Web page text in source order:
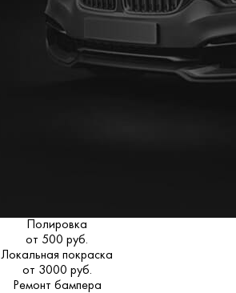
Полировка
от 500 руб.
Локальная покраска
от 3000 руб.
Ремонт бампера